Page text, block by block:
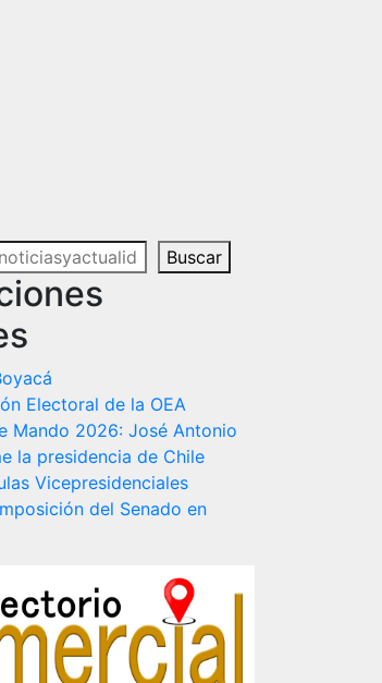
Buscar
Electoral de la OEA
Mando 2026: José Antonio
la presidencia de Chile
Vicepresidenciales
del Senado en